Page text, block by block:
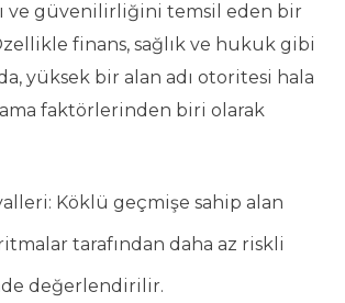
ve güvenilirliğini temsil eden bir
finans, sağlık ve hukuk gibi
yüksek bir alan adı otoritesi hala
faktörlerinden biri olarak
Köklü geçmişe sahip alan
tarafından daha az riskli
değerlendirilir.